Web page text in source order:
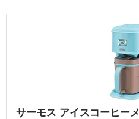
サーモス アイスコーヒー